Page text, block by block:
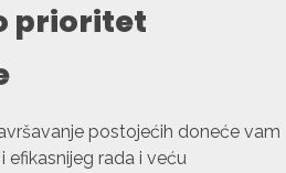
prioritet
postojećih doneće vam
rada i veću